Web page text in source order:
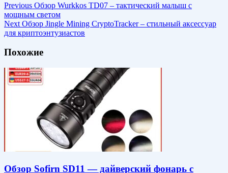
Previous Обзор Wurkkos TD07 – тактический малыш с
мощным светом
Next Обзор Jingle Mining CryptoTracker – стильный аксессуар
для криптоэнтузиастов
Похожие
Обзор Sofirn SD11 — дайверский фонарь с